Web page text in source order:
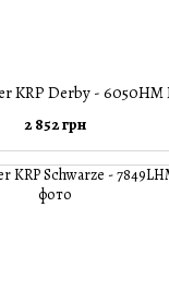
2 852 грн